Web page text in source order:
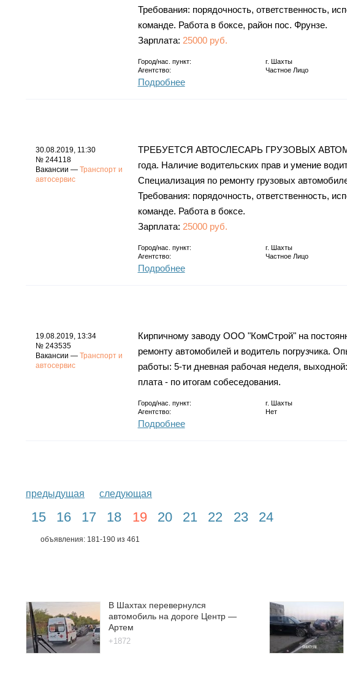
Требования: порядочность, ответственность,
команде. Работа в боксе, район пос. Фрунзе.
Зарплата: 25000 руб.
Город/нас. пункт: г. Шахты
Агентство:
Частное Лицо
Подробнее
30.08.2019, 11:30
№ 244118
Вакансии — Транспорт и
автосервис
ТРЕБУЕТСЯ АВТОСЛЕСАРЬ ГРУЗОВЫХ
года. Наличие водительских прав и умение
Специализация по ремонту грузовых
Требования: порядочность, ответственность,
команде. Работа в боксе.
Зарплата: 25000 руб.
Город/нас. пункт: г. Шахты
Агентство:
Частное Лицо
Подробнее
19.08.2019, 13:34
№ 243535
Вакансии — Транспорт и
автосервис
Кирпичному заводу ООО "КомСтрой" на
ремонту автомобилей и водитель погрузчика.
работы: 5-ти дневная рабочая неделя,
плата - по итогам собеседования.
Город/нас. пункт: г. Шахты
Агентство:
Нет
Подробнее
предыдущая следующая
15 16 17 18 19 20 21 22 23 24
объявления: 181-190 из 461
В Шахтах перевернулся
автомобиль на дороге Центр —
Артем
+1872